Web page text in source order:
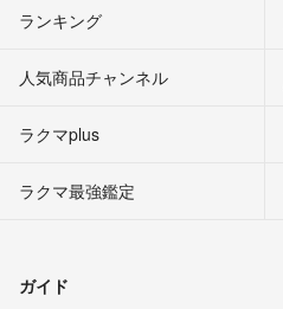
ランキング
人気商品チャンネル
ラクマplus
ラクマ最強鑑定
ガイド